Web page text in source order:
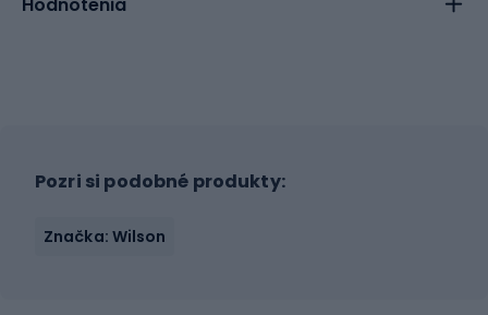
Pozri si podobné produkty:
Značka: Wilson